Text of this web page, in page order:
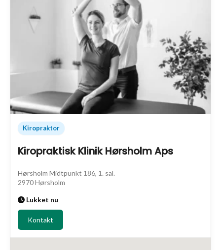
Kiropraktor
Kiropraktisk Klinik Hørsholm Aps
Hørsholm Midtpunkt 186, 1. sal.
2970 Hørsholm
Lukket nu
Kontakt